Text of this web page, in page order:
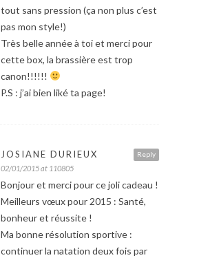
tout sans pression (ça non plus c’est
pas mon style!)
Très belle année à toi et merci pour
cette box, la brassière est trop
canon!!!!!!
P.S : j’ai bien liké ta page!
Reply
JOSIANE DURIEUX
02/01/2015 at 110805
Bonjour et merci pour ce joli cadeau !
Meilleurs vœux pour 2015 : Santé,
bonheur et réussite !
Ma bonne résolution sportive :
continuer la natation deux fois par